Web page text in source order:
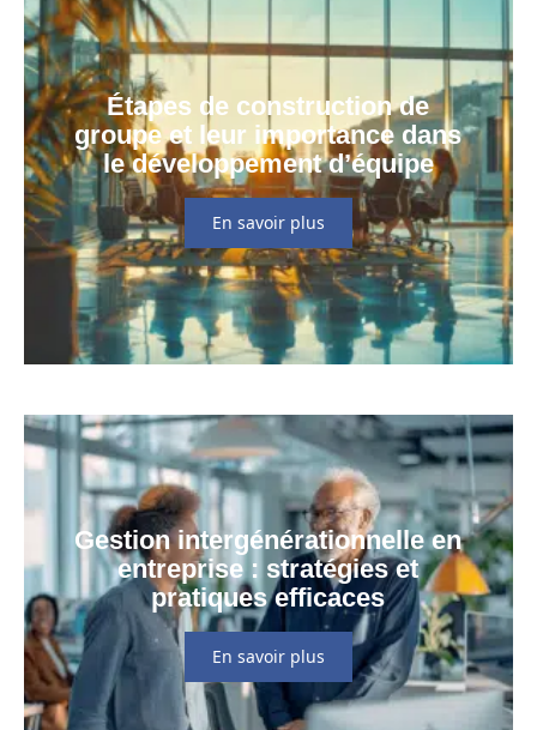
Étapes de construction de
groupe et leur importance dans
le développement d’équipe
En savoir plus
Gestion intergénérationnelle en
entreprise : stratégies et
pratiques efficaces
En savoir plus